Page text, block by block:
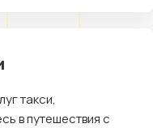
такси,
в путешествия с